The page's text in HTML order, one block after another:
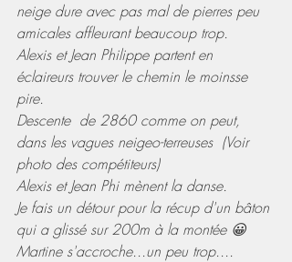
neige dure avec pas mal de pierres peu
amicales affleurant beaucoup trop.
Alexis et Jean Philippe partent en
éclaireurs trouver le chemin le moinsse
pire.
Descente  de 2860 comme on peut,
dans les vagues neigeo-terreuses  (Voir
photo des compétiteurs)
Alexis et Jean Phi mènent la danse.
Je fais un détour pour la récup d'un bâton
qui a glissé sur 200m à la montée 😀
Martine s'accroche...un peu trop....